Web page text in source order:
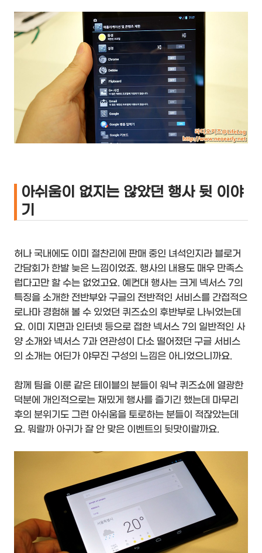
아쉬움이 없지는 않았던 행사 뒷 이야
기
허나 국내에도 이미 절찬리에 판매 중인 녀석인지라 블로거
간담회가 한발 늦은 느낌이었죠. 행사의 내용도 매우 만족스
럽다고만 할 수는 없었고요. 예컨대 행사는 크게 넥서스 7의
특징을 소개한 전반부와 구글의 전반적인 서비스를 간접적으
로나마 경험해 볼 수 있었던 퀴즈쇼의 후반부로 나뉘었는데
요. 이미 지면과 인터넷 등으로 접한 넥서스 7의 일반적인 사
양 소개와 넥서스 7과 연관성이 다소 떨어졌던 구글 서비스
의 소개는 어딘가 야무진 구성의 느낌은 아니었으니까요.
함께 팀을 이룬 같은 테이블의 분들이 워낙 퀴즈쇼에 열광한
덕분에 개인적으로는 재밌게 행사를 즐기긴 했는데 마무리
후의 분위기도 그런 아쉬움을 토로하는 분들이 적잖았는데
요. 뭐랄까 아귀가 잘 안 맞은 이벤트의 뒷맛이랄까요.